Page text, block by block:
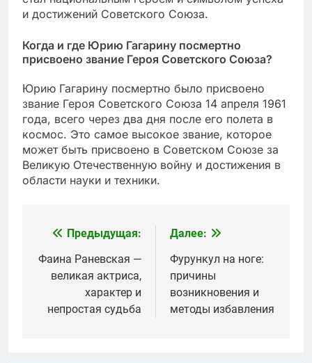
и достижений Советского Союза.
Когда и где Юрию Гагарину посмертно
присвоено звание Героя Советского Союза?
Юрию Гагарину посмертно было присвоено
звание Героя Советского Союза 14 апреля 1961
года, всего через два дня после его полета в
космос. Это самое высокое звание, которое
может быть присвоено в Советском Союзе за
Великую Отечественную войну и достижения в
области науки и техники.
Навигация
по
записям
Предыдущая:
Фаина Раневская —
великая актриса,
характер и
непростая судьба
Далее:
Фурункул на ноге:
причины
возникновения и
методы избавления